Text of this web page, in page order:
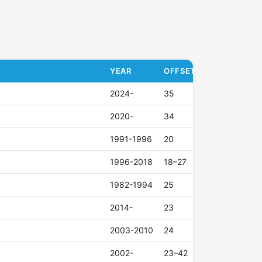
YEAR OFFSET (ET)
2024- 35
2020- 34
1991-1996 20
1996-2018 18–27
1982-1994 25
2014- 23
2003-2010 24
2002- 23–42